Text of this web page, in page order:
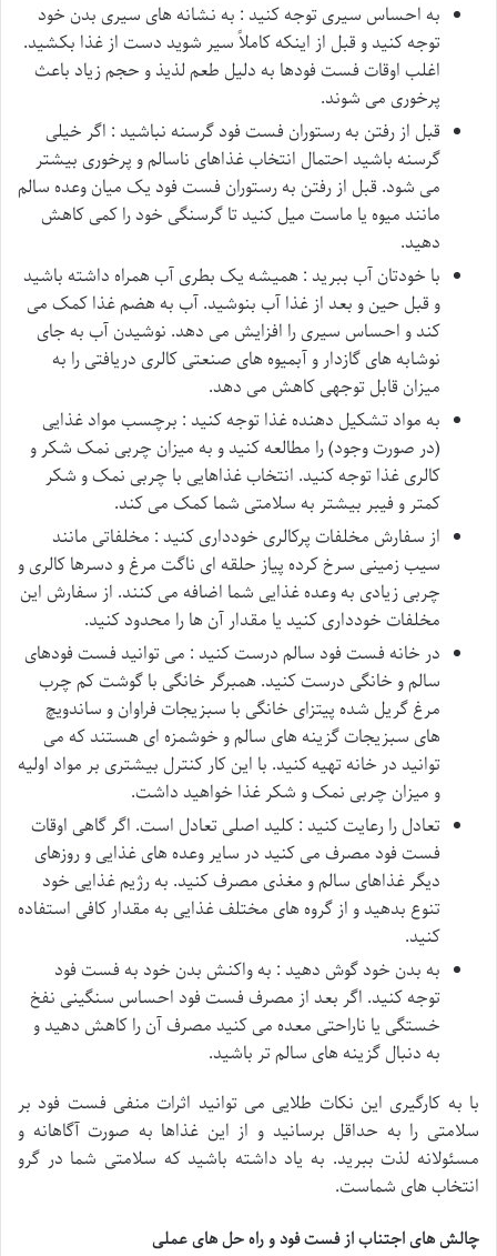
به احساس سیری توجه کنید : به نشانه های سیری بدن خود
توجه کنید و قبل از اینکه کاملاً سیر شوید دست از غذا بکشید.
اغلب اوقات فست فودها به دلیل طعم لذیذ و حجم زیاد باعث
پرخوری می شوند.
قبل از رفتن به رستوران فست فود گرسنه نباشید : اگر خیلی
گرسنه باشید احتمال انتخاب غذاهای ناسالم و پرخوری بیشتر
می شود. قبل از رفتن به رستوران فست فود یک میان وعده سالم
مانند میوه یا ماست میل کنید تا گرسنگی خود را کمی کاهش
دهید.
با خودتان آب ببرید : همیشه یک بطری آب همراه داشته باشید
و قبل حین و بعد از غذا آب بنوشید. آب به هضم غذا کمک می
کند و احساس سیری را افزایش می دهد. نوشیدن آب به جای
نوشابه های گازدار و آبمیوه های صنعتی کالری دریافتی را به
میزان قابل توجهی کاهش می دهد.
به مواد تشکیل دهنده غذا توجه کنید : برچسب مواد غذایی
(در صورت وجود) را مطالعه کنید و به میزان چربی نمک شکر و
کالری غذا توجه کنید. انتخاب غذاهایی با چربی نمک و شکر
کمتر و فیبر بیشتر به سلامتی شما کمک می کند.
از سفارش مخلفات پرکالری خودداری کنید : مخلفاتی مانند
سیب زمینی سرخ کرده پیاز حلقه ای ناگت مرغ و دسرها کالری و
چربی زیادی به وعده غذایی شما اضافه می کنند. از سفارش این
مخلفات خودداری کنید یا مقدار آن ها را محدود کنید.
در خانه فست فود سالم درست کنید : می توانید فست فودهای
سالم و خانگی درست کنید. همبرگر خانگی با گوشت کم چرب
مرغ گریل شده پیتزای خانگی با سبزیجات فراوان و ساندویچ
های سبزیجات گزینه های سالم و خوشمزه ای هستند که می
توانید در خانه تهیه کنید. با این کار کنترل بیشتری بر مواد اولیه
و میزان چربی نمک و شکر غذا خواهید داشت.
تعادل را رعایت کنید : کلید اصلی تعادل است. اگر گاهی اوقات
فست فود مصرف می کنید در سایر وعده های غذایی و روزهای
دیگر غذاهای سالم و مغذی مصرف کنید. به رژیم غذایی خود
تنوع بدهید و از گروه های مختلف غذایی به مقدار کافی استفاده
کنید.
به بدن خود گوش دهید : به واکنش بدن خود به فست فود
توجه کنید. اگر بعد از مصرف فست فود احساس سنگینی نفخ
خستگی یا ناراحتی معده می کنید مصرف آن را کاهش دهید و
به دنبال گزینه های سالم تر باشید.
با به کارگیری این نکات طلایی می توانید اثرات منفی فست فود بر
سلامتی را به حداقل برسانید و از این غذاها به صورت آگاهانه و
مسئولانه لذت ببرید. به یاد داشته باشید که سلامتی شما در گرو
انتخاب های شماست.
چالش های اجتناب از فست فود و راه حل های عملی